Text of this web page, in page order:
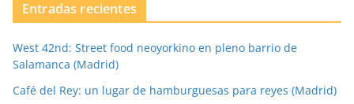
Entradas recientes
West 42nd: Street food neoyorkino en pleno barrio de
Salamanca (Madrid)
Café del Rey: un lugar de hamburguesas para reyes (Madrid)